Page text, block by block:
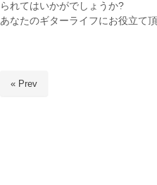
られてはいかがでしょうか?
あなたのギターライフにお役立て
« Prev